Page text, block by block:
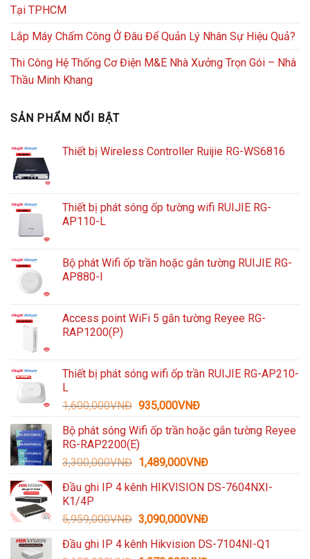
Tại TPHCM
Lắp Máy Chấm Công Ở Đâu Để Quản Lý Nhân Sự Hiệu Quả?
Thi Công Hệ Thống Cơ Điện M&E Nhà Xưởng Trọn Gói – Nhà
Thầu Minh Khang
SẢN PHẨM NỔI BẬT
Thiết bị Wireless Controller Ruijie RG-WS6816
Thiết bị phát sóng ốp tường wifi RUIJIE RG-
AP110-L
Bộ phát Wifi ốp trần hoặc gắn tường RUIJIE RG-
AP880-I
Access point WiFi 5 gắn tường Reyee RG-
RAP1200(P)
Thiết bị phát sóng wifi ốp trần RUIJIE RG-AP210-
L
1,600,000VNĐ Giá
là:
1,600,000VNĐ.
935,000VNĐGiá
tại
935,000VNĐ.
Bộ phát sóng Wifi ốp trần hoặc gắn tường Reyee
RG-RAP2200(E)
3,300,000VNĐ Giá
là:
1,489,000VNĐGiá
tại
1,489,000VNĐ.
Đầu ghi IP 4 kênh HIKVISION DS-7604NXI-
K1/4P
5,959,000VNĐ Giá
là:
3,090,000VNĐGiá
tại
Đầu ghi IP 4 kênh Hikvision DS-7104NI-Q1